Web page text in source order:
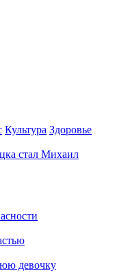
Культура Здоровье
стал Михаил
девочку